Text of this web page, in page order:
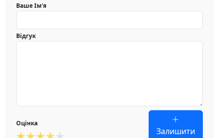
Ваше Ім'я
Відгук
Оцінка
Залишити